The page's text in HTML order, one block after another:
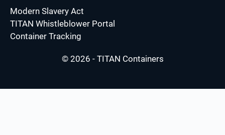
Modern Slavery Act
TITAN Whistleblower Portal
Container Tracking
© 2026 - TITAN Containers